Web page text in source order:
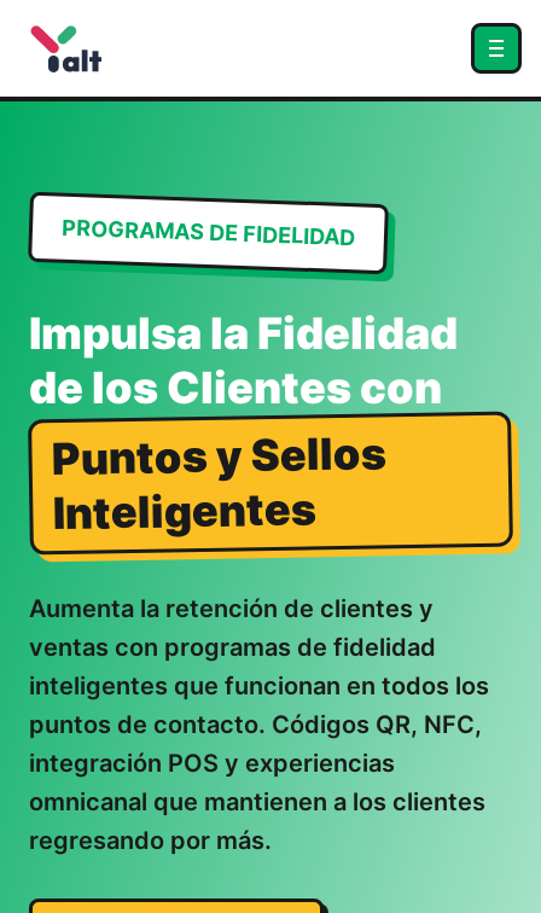
PROGRAMAS DE FIDELIDAD
Impulsa la Fidelidad
de los Clientes con
Puntos y Sellos
Inteligentes
Aumenta la retención de clientes y
ventas con programas de fidelidad
inteligentes que funcionan en todos los
puntos de contacto. Códigos QR, NFC,
integración POS y experiencias
omnicanal que mantienen a los clientes
regresando por más.